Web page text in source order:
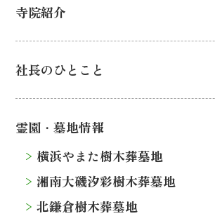
寺院紹介
社長のひとこと
霊園・墓地情報
横浜やまた樹木葬墓地
湘南大磯汐彩樹木葬墓地
北鎌倉樹木葬墓地